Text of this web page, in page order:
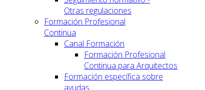
Otras regulaciones
Formación Profesional
Continua
Canal Formación
Formación Profesional
Continua para Arquitectos
Formación específica sobre
ayudas